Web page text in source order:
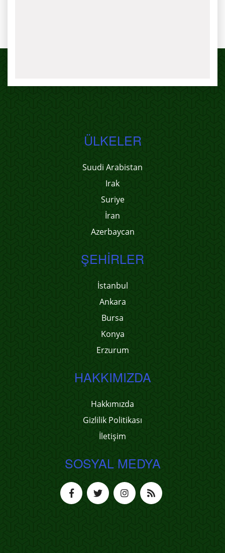
ÜLKELER
Suudi Arabistan
Irak
Suriye
İran
Azerbaycan
ŞEHIRLER
İstanbul
Ankara
Bursa
Konya
Erzurum
HAKKIMIZDA
Hakkımızda
Gizlilik Politikası
İletişim
SOSYAL MEDYA